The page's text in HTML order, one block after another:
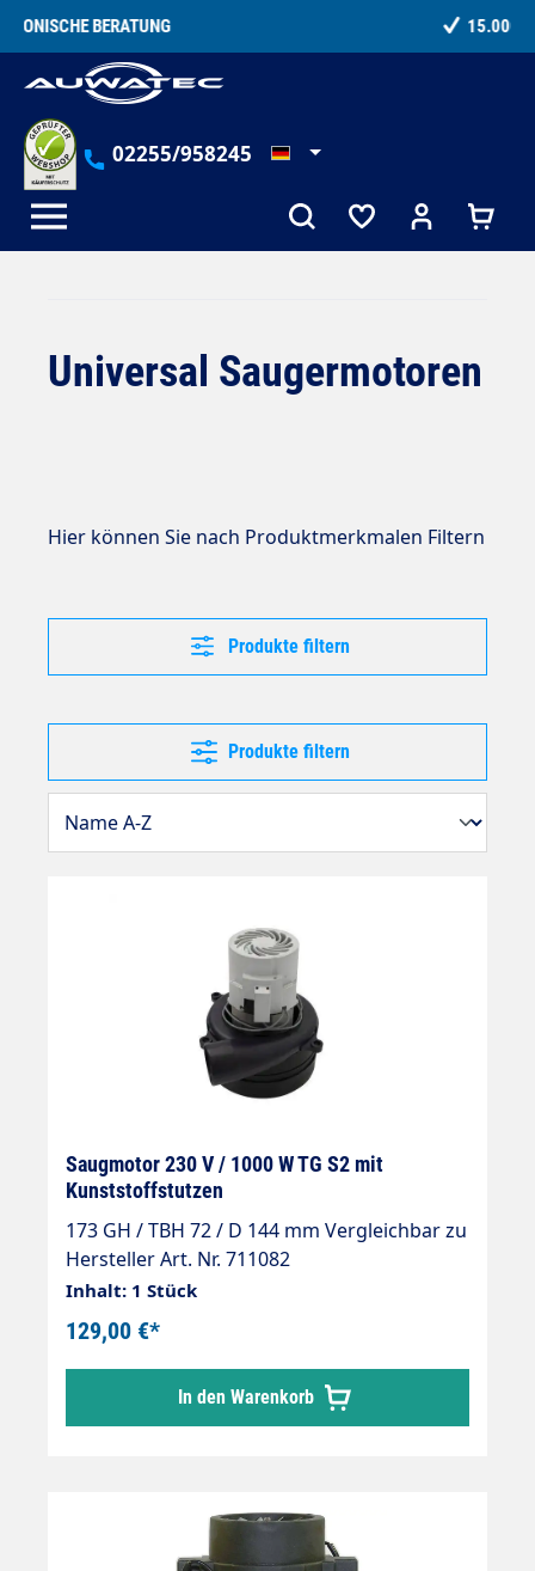
springen 15.000+ ZUFRIEDENE KUNDEN
02255/958245
Universal Saugermotoren
Hier können Sie nach Produktmerkmalen Filtern
Produkte filtern
Produkte filtern
Saugmotor 230 V / 1000 W TG S2 mit
Kunststoffstutzen
173 GH / TBH 72 / D 144 mm Vergleichbar zu
Hersteller Art. Nr. 711082
Inhalt: 1 Stück
129,00 €*
In den Warenkorb